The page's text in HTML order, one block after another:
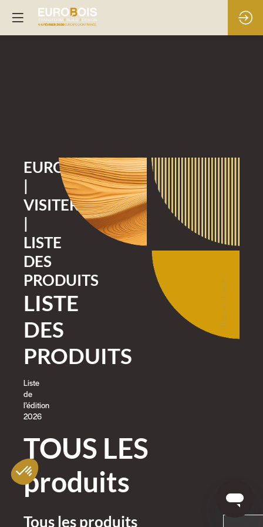
EUROBOIS
|
VISITER
|
LISTE
DES
PRODUITS
LISTE
DES
PRODUITS
Liste
de
l’édition
2026
TOUS LES
produits
Tous les produits